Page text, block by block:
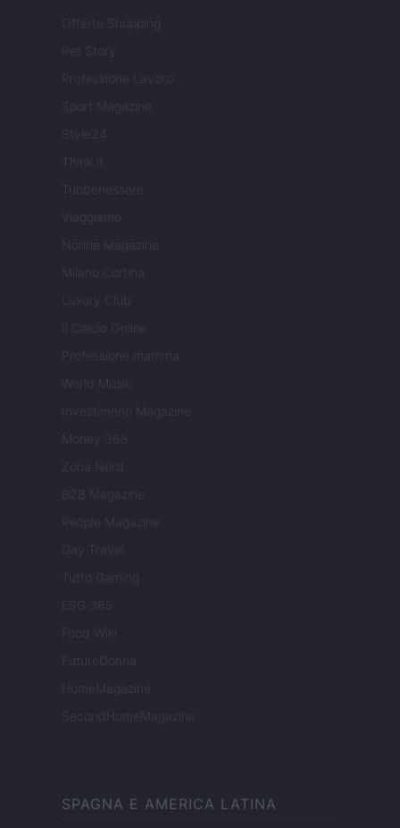
Offerte Shopping
Pet Story
Professione Lavoro
Sport Magazine
Style24
Think.it
Tuobenessere
Viaggiamo
Nonne Magazine
Milano Cortina
Luxury Club
Il Calcio Online
Professione mamma
World Music
Investimenti Magazine
Money 365
Zona Nerd
B2B Magazine
People Magazine
Day Travel
Tutto Gaming
ESG 365
Food Wiki
FuturoDonna
HomeMagazine
SecondHomeMagazine
SPAGNA E AMERICA LATINA